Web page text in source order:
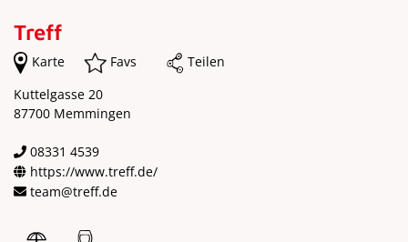
Treff
Karte Favs
Teilen
Kuttelgasse 20
87700 Memmingen
08331 4539
https://www.treff.de/
team@treff.de